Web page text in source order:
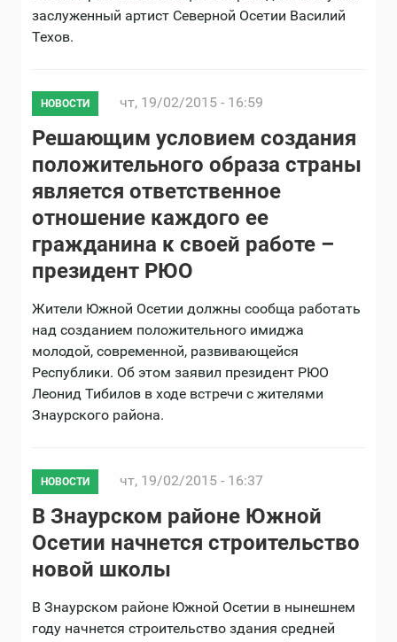
заслуженный артист Северной Осетии Василий
Техов.
НОВОСТИ чт, 19/02/2015 - 16:59
Решающим условием создания
положительного образа страны
является ответственное
отношение каждого ее
гражданина к своей работе –
президент РЮО
Жители Южной Осетии должны сообща работать
над созданием положительного имиджа
молодой, современной, развивающейся
Республики. Об этом заявил президент РЮО
Леонид Тибилов в ходе встречи с жителями
Знаурского района.
НОВОСТИ чт, 19/02/2015 - 16:37
В Знаурском районе Южной
Осетии начнется строительство
новой школы
В Знаурском районе Южной Осетии в нынешнем
году начнется строительство здания средней